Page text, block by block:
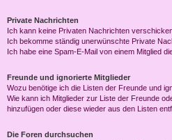
Private Nachrichten
Ich kann keine Privaten Nachrichten
Ich bekomme ständig unerwünschte Private
Ich habe eine Spam-E-Mail von einem Mitglied
Freunde und ignorierte Mitglieder
Wozu benötige ich die Listen der Freunde und
Wie kann ich Mitglieder zur Liste der Freunde
hinzufügen oder diese wieder aus den Listen
Die Foren durchsuchen